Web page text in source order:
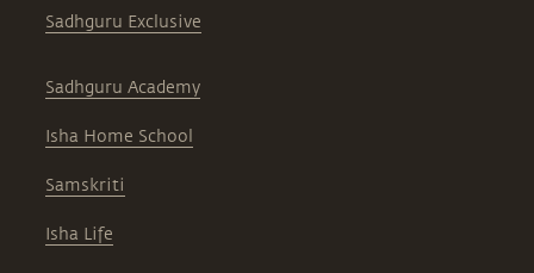
Sadhguru Exclusive
Sadhguru Academy
Isha Home School
Samskriti
Isha Life